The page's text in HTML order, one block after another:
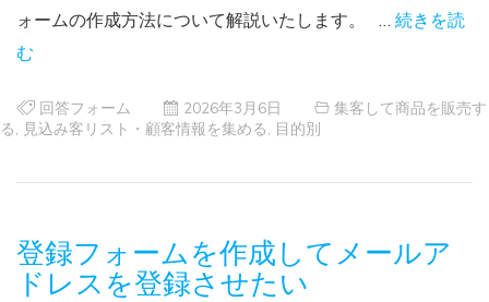
ォームの作成方法について解説いたします。 … 続きを読
む
回答フォーム 2026年3月6日
集客して商品を販売す
る
見込み客リスト・顧客情報を集める 目的別
登録フォームを作成してメールア
ドレスを登録させたい